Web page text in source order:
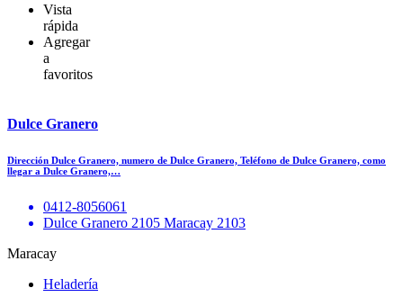
Vista
rápida
Agregar
a
favoritos
Dulce Granero
Dirección Dulce Granero, numero de Dulce Granero, Teléfono de Dulce Granero, como
llegar a Dulce Granero,…
0412-8056061
Dulce Granero 2105 Maracay 2103
Maracay
Heladería